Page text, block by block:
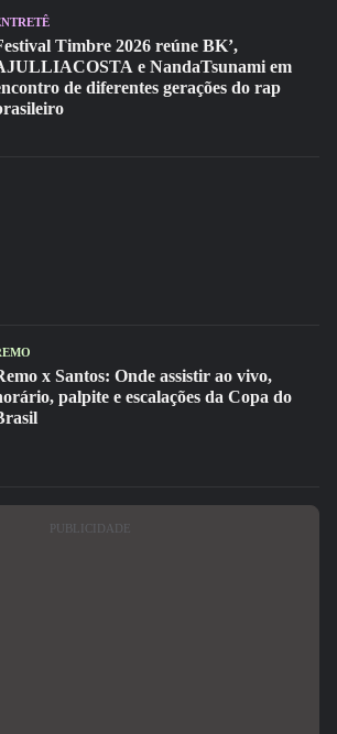
Timbre 2026 reúne BK’,
e NandaTsunami em
de diferentes gerações do rap
x Santos: Onde assistir ao vivo,
palpite e escalações da Copa do
PUBLICIDADE